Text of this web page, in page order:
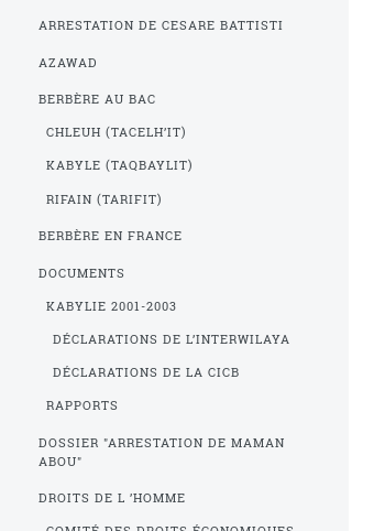
ARRESTATION DE CESARE BATTISTI
AZAWAD
BERBÈRE AU BAC
CHLEUH (TACELH’IT)
KABYLE (TAQBAYLIT)
RIFAIN (TARIFIT)
BERBÈRE EN FRANCE
DOCUMENTS
KABYLIE 2001-2003
DÉCLARATIONS DE L’INTERWILAYA
DÉCLARATIONS DE LA CICB
RAPPORTS
DOSSIER "ARRESTATION DE MAMAN
ABOU"
DROITS DE L ’HOMME